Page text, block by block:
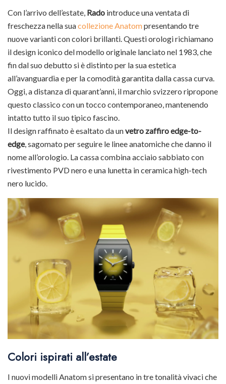
Con l’arrivo dell’estate, Rado introduce una ventata di
freschezza nella suacollezione Anatompresentando tre
nuove varianti con colori brillanti. Questi orologi richiamano
il design iconico del modello originale lanciato nel 1983, che
fin dal suo debutto si è distinto per la sua estetica
all’avanguardia e per la comodità garantita dalla cassa curva.
Oggi, a distanza di quarant’anni, il marchio svizzero ripropone
questo classico con un tocco contemporaneo, mantenendo
intatto tutto il suo tipico fascino.
Il design raffinato è esaltato da unvetro zaffiro edge-to-
edge, sagomato per seguire le linee anatomiche che danno il
nome all’orologio. La cassa combina acciaio sabbiato con
rivestimento PVD nero e una lunetta in ceramica high-tech
nero lucido.
Colori ispirati all’estate
I nuovi modelli Anatom si presentano in tre tonalità vivaci che